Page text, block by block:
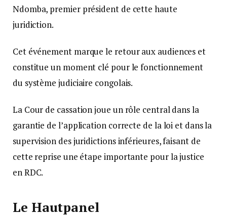
Ndomba, premier président de cette haute
juridiction.
Cet événement marque le retour aux audiences et
constitue un moment clé pour le fonctionnement
du système judiciaire congolais.
La Cour de cassation joue un rôle central dans la
garantie de l’application correcte de la loi et dans la
supervision des juridictions inférieures, faisant de
cette reprise une étape importante pour la justice
en RDC.
Le Hautpanel